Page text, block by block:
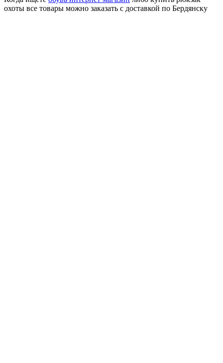
охоты все товары можно заказать с доставкой по Бердянску